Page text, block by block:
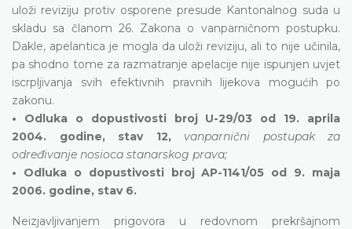
uloži reviziju protiv osporene presude Kantonalnog suda u
skladu sa članom 26. Zakona o vanparničnom postupku.
Dakle, apelantica je mogla da uloži reviziju, ali to nije učinila,
pa shodno tome za razmatranje apelacije nije ispunjen uvjet
iscrpljivanja svih efektivnih pravnih lijekova mogućih po
zakonu.
• Odluka o dopustivosti broj U-29/03 od 19. aprila
2004. godine, stav 12, vanparnični postupak za
određivanje nosioca stanarskog prava;
• Odluka o dopustivosti broj AP-1141/05 od 9. maja
2006. godine, stav 6.
Neizjavljivanjem prigovora u redovnom prekršajnom